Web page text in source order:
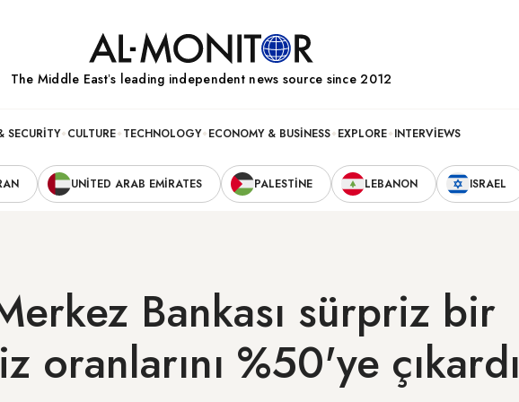
The Middle Eastʼs leading independent news source since 2012
SECURITY CULTURE TECHNOLOGY ECONOMY & BUSINESS EXPLORE INTERVIEWS
UNITED ARAB EMIRATES PALESTINE LEBANON ISRAEL
Bankası sürpriz bir
oranlarını %50'ye çıkardı